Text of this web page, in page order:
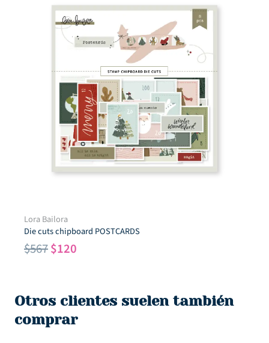
Lora Bailora
Die cuts chipboard POSTCARDS
$567El
era:
$567.
$120
es:
$120.
Otros clientes suelen también
comprar